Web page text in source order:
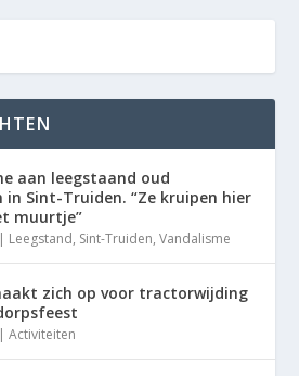
aan leegstaand oud
in Sint-Truiden. “Ze kruipen hier
muurtje”
| Leegstand, Sint-Truiden,Vandalisme
zich op voor tractorwijding
|Activiteiten